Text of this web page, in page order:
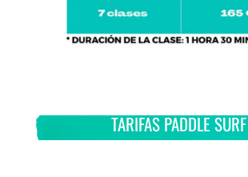
TARIFAS PADDLE SURF